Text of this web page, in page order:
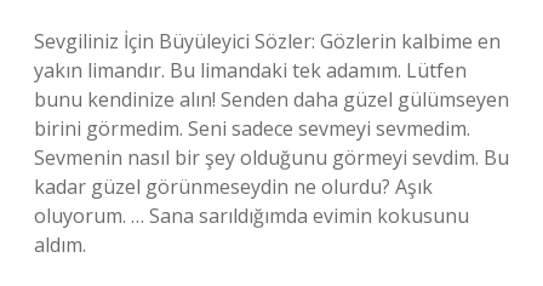
Sevgiliniz İçin Büyüleyici Sözler: Gözlerin kalbime en
yakın limandır. Bu limandaki tek adamım. Lütfen
bunu kendinize alın! Senden daha güzel gülümseyen
birini görmedim. Seni sadece sevmeyi sevmedim.
Sevmenin nasıl bir şey olduğunu görmeyi sevdim. Bu
kadar güzel görünmeseydin ne olurdu? Aşık
oluyorum. … Sana sarıldığımda evimin kokusunu
aldım.